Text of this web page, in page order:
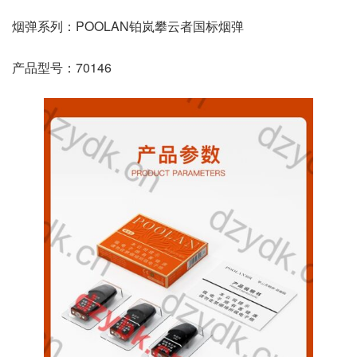
烟弹系列：POOLAN铂岚攀云者国标烟弹
产品型号：70146